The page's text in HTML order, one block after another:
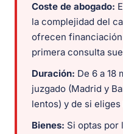
Coste de abogado:
la complejidad del
ofrecen
primera consulta
Duración: De 6 a 18
juzgado (Madrid y
lentos) y de si
Bienes: Si optas por